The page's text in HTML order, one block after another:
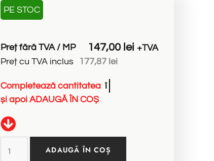
PE STOC
Preț fără TVA / MP 147,00 lei +TVA
Preț cu TVA inclus 177,87 lei
Completează cantitatea în
și apoi ADAUGĂ ÎN COȘ
ADAUGĂ ÎN COȘ